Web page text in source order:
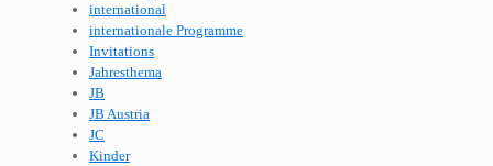
international
internationale Programme
Invitations
Jahresthema
JB
JB Austria
JC
Kinder